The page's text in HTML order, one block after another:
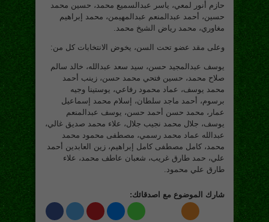
حازم أنور لمعي، ياسر عبدالسميع محمد، حسين محمد
حسين، أحمد عبدالمنعم عبدالمهيمن، محمد إبراهيم
مغاوري، محمد رياض الشيخ محمد.
وعلى مقد عضو تحت السن، يخوض الانتخابات كل من:
يوسف عبدالمجيد حسن، سيد سعد عبدالله، خالد سالم
صلاح محمد، حسين فتحي محمد حسن، زينب أحمد
محمد يوسف، عماد محمود رفاعي، يوستينا وجيه
برسوم، أحمد ماجد سلطان، إسلام محمد إسماعيل
عمار، محمد حسن أحمد حسن، يوسف عبدالمنعم
يوسف، جلال محمد نجيب جلال، علاء محمد صديق غالي،
عبدالله عماد محمد رسمي، مصطفى محمود محمد
محمد، كامل مصطفى كامل إبراهيم، زين العابدين أحمد
علي، حمد طارق غريب، شعبان عاطف محمد، علاء
طارق علي محمود.
شارك الموضوع مع اصدقائك: